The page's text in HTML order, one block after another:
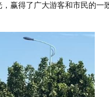
赢得了广大游客和市民的一